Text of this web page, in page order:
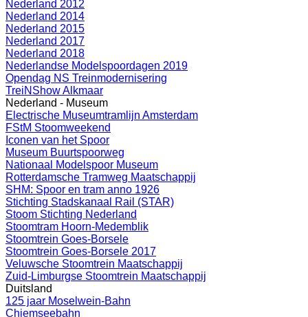
Nederland 2012
Nederland 2014
Nederland 2015
Nederland 2017
Nederland 2018
Nederlandse Modelspoordagen 2019
Opendag NS Treinmodernisering
TreiNShow Alkmaar
Nederland - Museum
Electrische Museumtramlijn Amsterdam
FStM Stoomweekend
Iconen van het Spoor
Museum Buurtspoorweg
Nationaal Modelspoor Museum
Rotterdamsche Tramweg Maatschappij
SHM: Spoor en tram anno 1926
Stichting Stadskanaal Rail (STAR)
Stoom Stichting Nederland
Stoomtram Hoorn-Medemblik
Stoomtrein Goes-Borsele
Stoomtrein Goes-Borsele 2017
Veluwsche Stoomtrein Maatschappij
Zuid-Limburgse Stoomtrein Maatschappij
Duitsland
125 jaar Moselwein-Bahn
Chiemseebahn